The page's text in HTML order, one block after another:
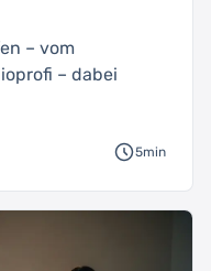
– vom
– dabei
5min